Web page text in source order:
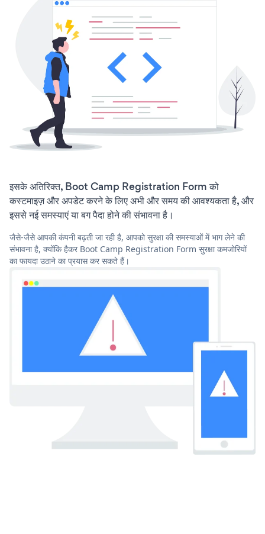
इसके अतिरिक्त, Boot Camp Registration Form को
कस्टमाइज़ और अपडेट करने के लिए अभी और समय की आवश्यकता है, और
इससे नई समस्याएं या बग पैदा होने की संभावना है।
जैसे-जैसे आपकी कंपनी बढ़ती जा रही है, आपको सुरक्षा की समस्याओं में भाग लेने की
संभावना है, क्योंकि हैकर Boot Camp Registration Form सुरक्षा कमजोरियों
का फायदा उठाने का प्रयास कर सकते हैं।